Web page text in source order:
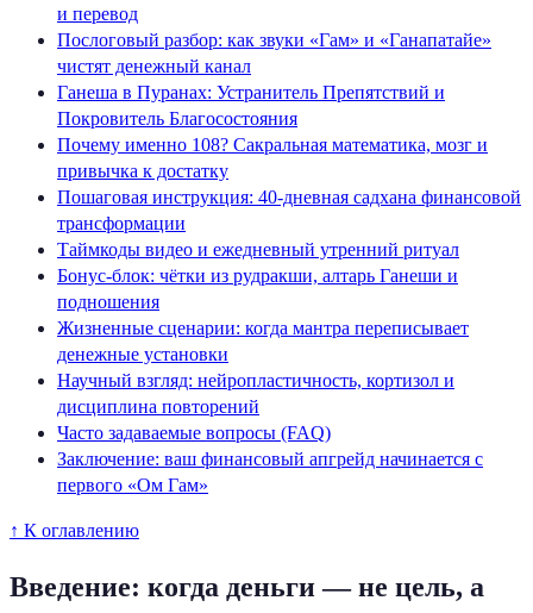
и перевод
Послоговый разбор: как звуки «Гам» и «Ганапатайе»
чистят денежный канал
Ганеша в Пуранах: Устранитель Препятствий и
Покровитель Благосостояния
Почему именно 108? Сакральная математика, мозг и
привычка к достатку
Пошаговая инструкция: 40-дневная садхана финансовой
трансформации
Таймкоды видео и ежедневный утренний ритуал
Бонус-блок: чётки из рудракши, алтарь Ганеши и
подношения
Жизненные сценарии: когда мантра переписывает
денежные установки
Научный взгляд: нейропластичность, кортизол и
дисциплина повторений
Часто задаваемые вопросы (FAQ)
Заключение: ваш финансовый апгрейд начинается с
первого «Ом Гам»
↑ К оглавлению
Введение: когда деньги — не цель, а